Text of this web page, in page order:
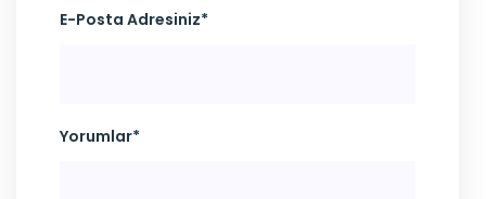
E-Posta Adresiniz*
Yorumlar*